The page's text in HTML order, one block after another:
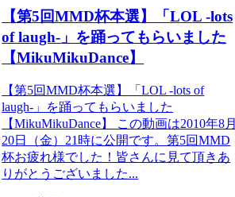
【第5回MMD杯本選】「LOL -lots
of laugh-」を踊ってもらいました
【MikuMikuDance】
【第5回MMD杯本選】「LOL -lots of
laugh-」を踊ってもらいました
【MikuMikuDance】 この動画は2010年8月
20日（金）21時に公開です。第5回MMD
杯お疲れ様でした！皆さんに見て頂きあ
りがとうございました...